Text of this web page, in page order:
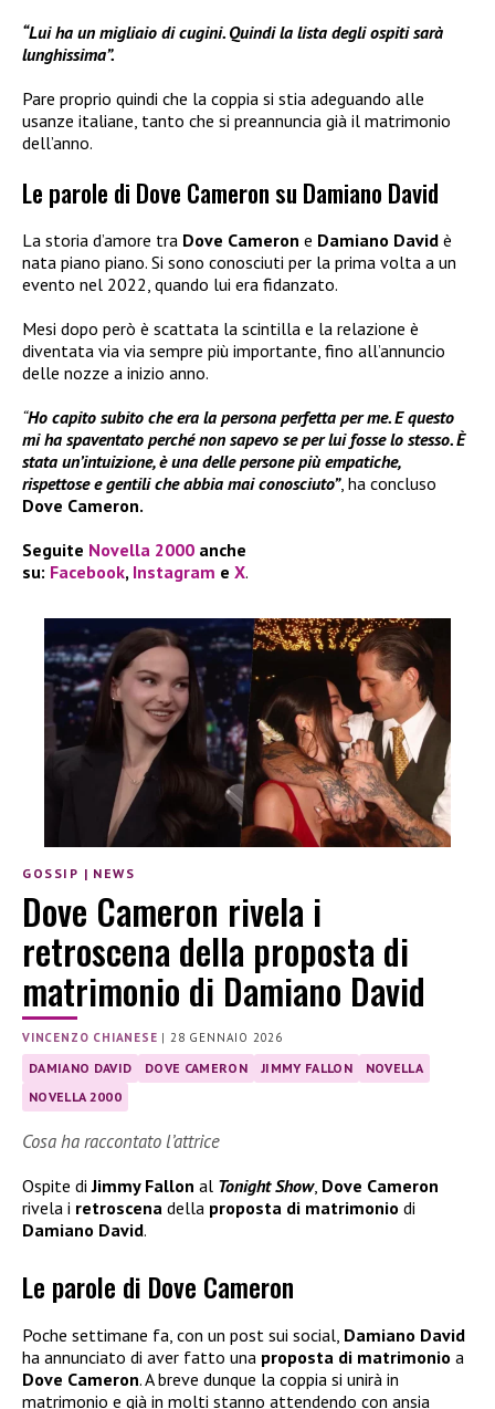
“Lui ha un migliaio di cugini. Quindi la lista degli ospiti sarà
lunghissima”.
Pare proprio quindi che la coppia si stia adeguando alle
usanze italiane, tanto che si preannuncia già il matrimonio
dell’anno.
Le parole di Dove Cameron su Damiano David
La storia d’amore tra Dove Cameron e Damiano David è
nata piano piano. Si sono conosciuti per la prima volta a un
evento nel 2022, quando lui era fidanzato.
Mesi dopo però è scattata la scintilla e la relazione è
diventata via via sempre più importante, fino all’annuncio
delle nozze a inizio anno.
“Ho capito subito che era la persona perfetta per me. E questo
mi ha spaventato perché non sapevo se per lui fosse lo stesso. È
stata un’intuizione, è una delle persone più empatiche,
rispettose e gentili che abbia mai conosciuto”, ha concluso
Dove Cameron.
Seguite Novella 2000 anche
su: Facebook, Instagram e X.
GOSSIP | NEWS
Dove Cameron rivela i
retroscena della proposta di
matrimonio di Damiano David
VINCENZO CHIANESE |28 GENNAIO 2026
DAMIANO DAVID DOVE CAMERON JIMMY FALLON
NOVELLA
NOVELLA 2000
Cosa ha raccontato l’attrice
Ospite diJimmy Fallon al Tonight Show, Dove Cameron
rivela i retroscena della proposta di matrimonio di
Damiano David.
Le parole di Dove Cameron
Poche settimane fa, con un post sui social, Damiano David
ha annunciato di aver fatto una proposta di matrimonio a
Dove Cameron. A breve dunque la coppia si unirà in
matrimonio e già in molti stanno attendendo con ansia